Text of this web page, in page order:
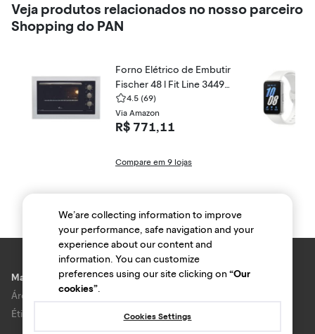
Veja produtos relacionados no nosso parceiro
Shopping do PAN
Forno Elétrico de Embutir
Fischer 48 l Fit Line 34493
-9548
4.5 (69)
Via Amazon
R$ 771,11
Compare em 9 lojas
Marcas e lojas
Área do anunciante
Ética e Integridade
We’are collecting information to improve
your performance, safe navigation and your
experience about our content and
information. You can customize
preferences using our site clicking on“Our
cookies”.
Cookies Settings